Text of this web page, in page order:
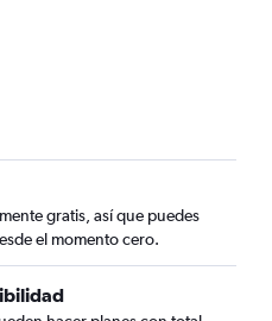
gratis, así que puedes
el momento cero.